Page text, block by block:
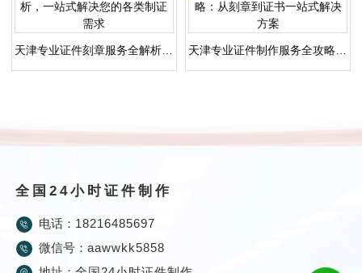
天津专业证件刻章服务全解析，一站式解决您的各类制证需求 天津专业证件制作服务全攻略：从刻章到证书一站式解决方案
全国24小时证件制作
电话： 18216485697
微信号： aawwkk5858